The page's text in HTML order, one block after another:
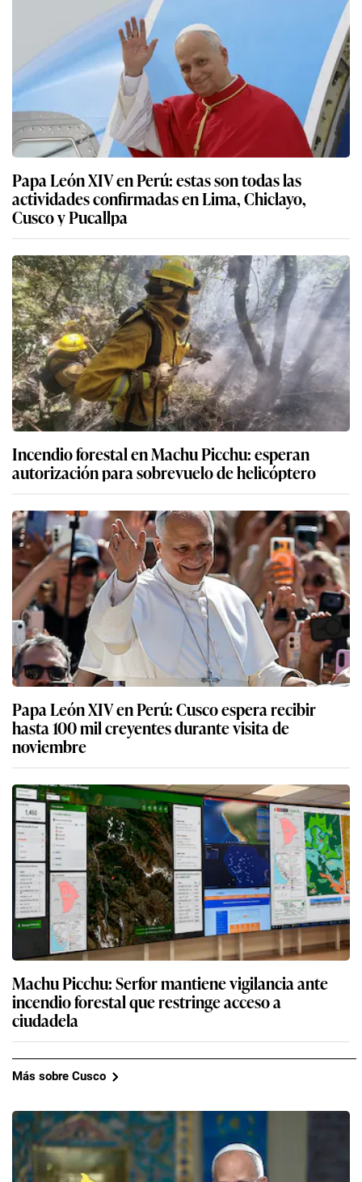
Papa León XIV en Perú: estas son todas las
actividades confirmadas en Lima, Chiclayo,
Cusco y Pucallpa
Incendio forestal en Machu Picchu: esperan
autorización para sobrevuelo de helicóptero
Papa León XIV en Perú: Cusco espera recibir
hasta 100 mil creyentes durante visita de
noviembre
Machu Picchu: Serfor mantiene vigilancia ante
incendio forestal que restringe acceso a
ciudadela
Más sobre Cusco